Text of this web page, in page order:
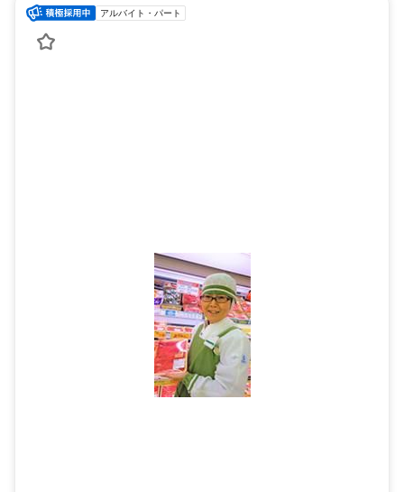
アルバイト・パート